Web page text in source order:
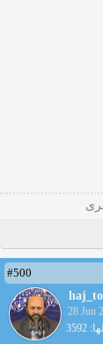
#500
28 Jun
3592